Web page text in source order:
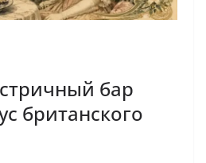
бар
британского